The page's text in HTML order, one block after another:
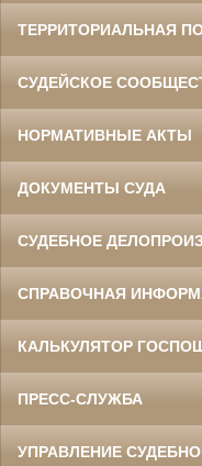
ТЕРРИТОРИАЛЬНАЯ
СУДЕЙСКОЕ
НОРМАТИВНЫЕ АКТЫ
ДОКУМЕНТЫ СУДА
СУДЕБНОЕ
СПРАВОЧНАЯ
КАЛЬКУЛЯТОР
ПРЕСС-СЛУЖБА
УПРАВЛЕНИЕ